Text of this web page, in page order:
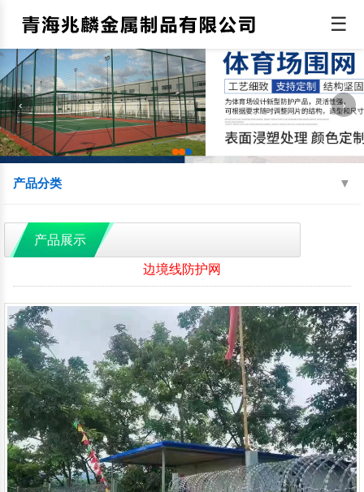
☰
‹ ›
产品分类
机场围界 监狱钢网墙 边境线防护网
球场围网 蛇腹型刀刺网 防抛网
防眩网 铁艺护栏 铝艺护栏
交通护栏 防撞护栏 水源地护栏
人行道护栏 绿化护栏 灯光护栏
移动护栏 铁路护栏 声屏障
围挡
产品展示
边境线防护网